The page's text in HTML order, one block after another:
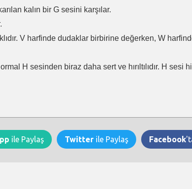
kalın bir G sesini karşılar.
V harfinde dudaklar birbirine değerken, W
H sesinden biraz daha sert ve hırıltılıdır. H sesi
ile Paylaş Twitterile Paylaş Facebook